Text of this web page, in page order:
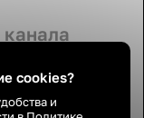
на канал
cookies?
и